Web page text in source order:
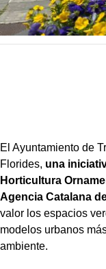
El Ayuntamiento de
Florides, una
Horticultura
Agencia Catalana
valor los espacios
modelos urbanos
ambiente.